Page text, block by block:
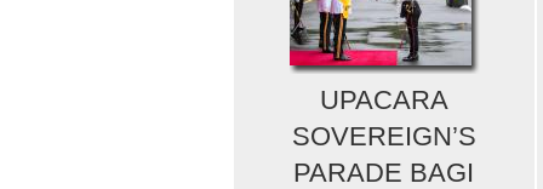
UPACARA
SOVEREIGN’S
PARADE BAGI